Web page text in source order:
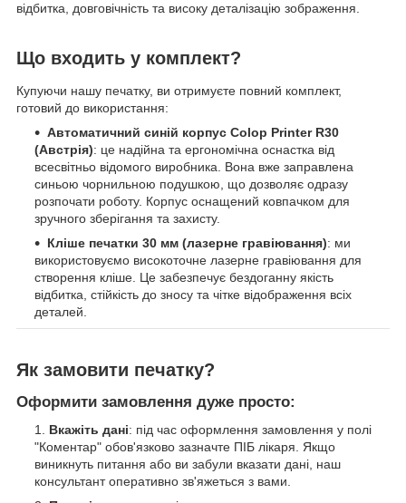
відбитка, довговічність та високу деталізацію зображення.
Що входить у комплект?
Купуючи нашу печатку, ви отримуєте повний комплект,
готовий до використання:
Автоматичний синій корпус Colop Printer R30
(Австрія): це надійна та ергономічна оснастка від
всесвітньо відомого виробника. Вона вже заправлена
синьою чорнильною подушкою, що дозволяє одразу
розпочати роботу. Корпус оснащений ковпачком для
зручного зберігання та захисту.
Кліше печатки 30 мм (лазерне гравіювання): ми
використовуємо високоточне лазерне гравіювання для
створення кліше. Це забезпечує бездоганну якість
відбитка, стійкість до зносу та чітке відображення всіх
деталей.
Як замовити печатку?
Оформити замовлення дуже просто:
Вкажіть дані: під час оформлення замовлення у полі
"Коментар" обов'язково зазначте ПІБ лікаря. Якщо
виникнуть питання або ви забули вказати дані, наш
консультант оперативно зв'яжеться з вами.